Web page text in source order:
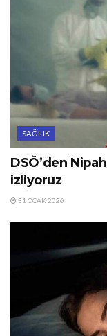
SAĞLIK
DSÖ’den
izliyoruz
31 OCAK 2026